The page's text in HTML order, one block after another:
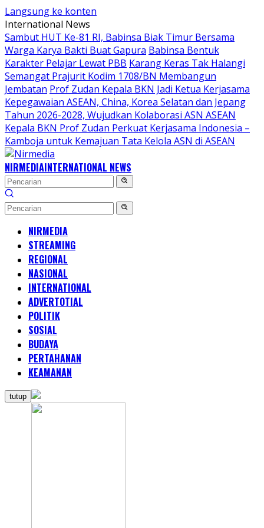
Langsung ke konten
International News
Sambut HUT Ke-81 RI, Babinsa Biak Timur Bersama
Warga Karya Bakti Buat Gapura Babinsa Bentuk
Karakter Pelajar Lewat PBB Karang Keras Tak Halangi
Semangat Prajurit Kodim 1708/BN Membangun
Jembatan Prof Zudan Kepala BKN Jadi Ketua Kerjasama
Kepegawaian ASEAN, China, Korea Selatan dan Jepang
Tahun 2026-2028, Wujudkan Kolaborasi ASN ASEAN
Kepala BKN Prof Zudan Perkuat Kerjasama Indonesia –
Kamboja untuk Kemajuan Tata Kelola ASN di ASEAN
NIRMEDIAINTERNATIONAL NEWS
NIRMEDIA
STREAMING
REGIONAL
NASIONAL
INTERNATIONAL
ADVERTOTIAL
POLITIK
SOSIAL
BUDAYA
PERTAHANAN
KEAMANAN
tutup